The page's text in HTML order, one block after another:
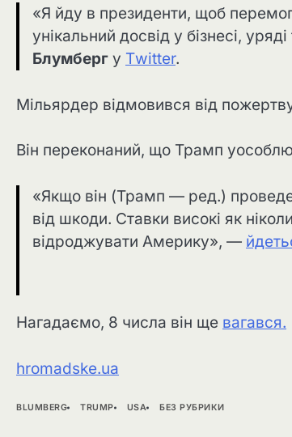
«Я йду в президенти, щоб
унікальний досвід у бізнесі,
Блумберг у Тwitter.
Мільярдер відмовився від
Він переконаний, що Трамп
«Якщо він (Трамп — ред.)
від шкоди. Ставки високі як
відроджувати Америку», —
Нагадаємо, 8 числа він ще вагався.
hromadske.ua
BLUMBERG TRUMP USA БЕЗ РУБРИКИ